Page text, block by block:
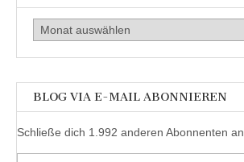
Archiv
BLOG VIA E-MAIL ABONNIEREN
Schließe dich 1.992 anderen Abonnenten an